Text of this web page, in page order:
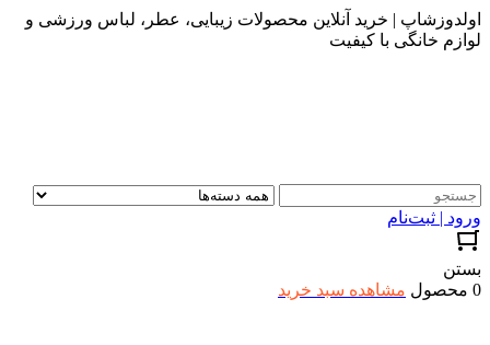
اولدوزشاپ | خرید آنلاین محصولات زیبایی، عطر، لباس ورزشی و
لوازم خانگی با کیفیت
ورود | ثبت‌نام
بستن
0 محصول
مشاهده سبد خرید